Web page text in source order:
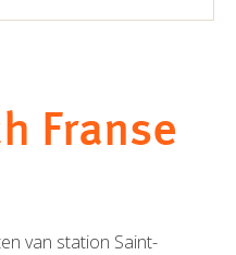
Franse
van station Saint-